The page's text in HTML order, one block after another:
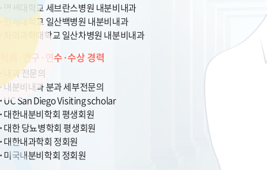
연세대학교 세브란스병원 내분비내과
인제대학교 일산백병원 내분비내과
차의과학대학교 일산차병원 내분비내과
학회·연구·연수·수상 경력
내과 전문의
내분비내과 분과 세부전문의
UC San Diego Visiting scholar
대한내분비학회 평생회원
대한 당뇨병학회 평생회원
대한내과학회 정회원
미국내분비학회 정회원